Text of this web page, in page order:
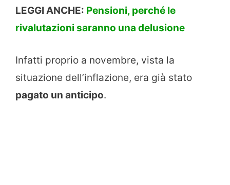
LEGGI ANCHE: Pensioni, perché le
rivalutazioni saranno una delusione
Infatti proprio a novembre, vista la
situazione dell’inflazione, era già stato
pagato un anticipo.